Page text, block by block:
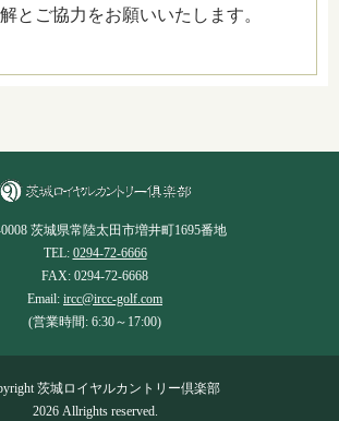
とご協力をお願いいたします。
茨城県常陸太田市増井町1695番地
TEL: 0294-72-6666
FAX: 0294-72-6668
Email: ircc@ircc-golf.com
(営業時間: 6:30～17:00)
茨城ロイヤルカントリー倶楽部
2026 Allrights reserved.